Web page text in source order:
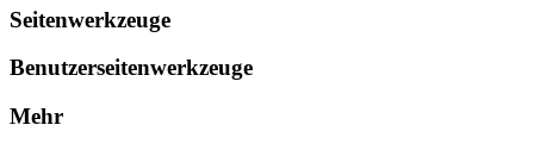
Seitenwerkzeuge
Benutzerseitenwerkzeuge
Mehr